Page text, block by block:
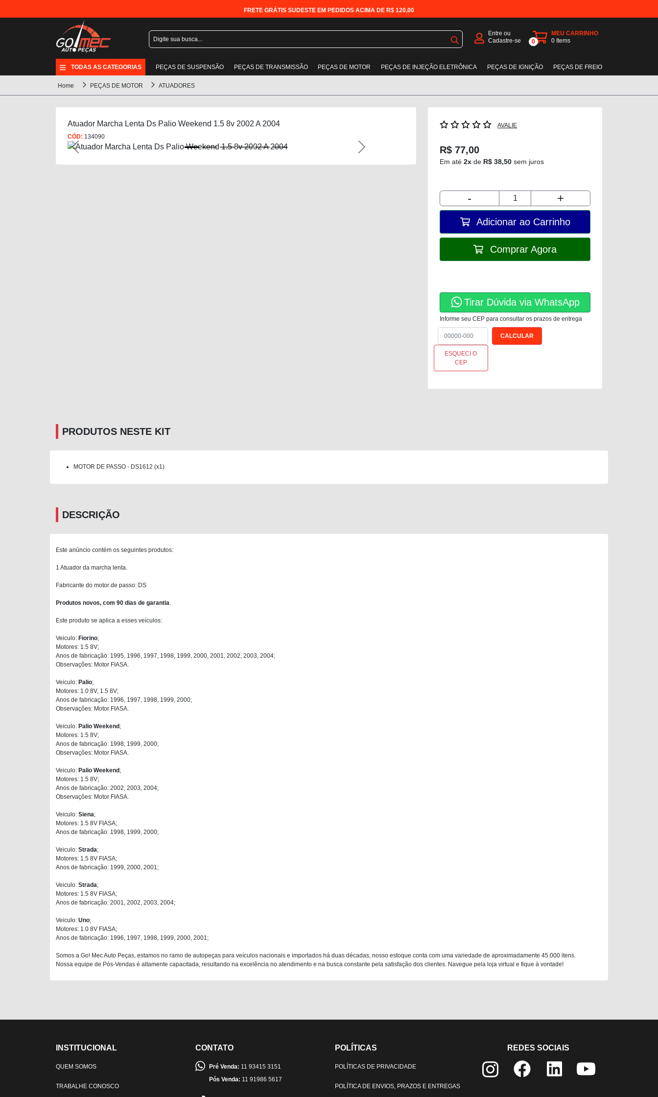
FRETE GRÁTIS SUDESTE EM PEDIDOS ACIMA DE R$ 120,00
Entre ou
Cadastre-se
0
MEU CARRINHO
0 Items
TODAS AS CATEGORIAS PEÇAS DE SUSPENSÃO PEÇAS DE TRANSMISSÃO PEÇAS DE MOTOR PEÇAS DE INJEÇÃO ELETRÔNICA PEÇAS DE IGNIÇÃO PEÇAS DE FREIO
Home PEÇAS DE MOTOR ATUADORES
Atuador Marcha Lenta Ds Palio Weekend 1.5 8v 2002 A 2004
CÓD: 134090
Previous Next
AVALIE
R$ 77,00
Em até 2x de R$ 38,50 sem juros
- +
Adicionar ao Carrinho
Comprar Agora
Tirar Dúvida via WhatsApp
Informe seu CEP para consultar os prazos de entrega
ESQUECI O
CEP
PRODUTOS NESTE KIT
MOTOR DE PASSO - DS1612 (x1)
DESCRIÇÃO
Este anúncio contém os seguintes produtos:
1 Atuador da marcha lenta.
Fabricante do motor de passo: DS
Produtos novos, com 90 dias de garantia
Este produto se aplica a esses veículos:
Veiculo: Fiorino;
Motores: 1.5 8V;
Anos de fabricação: 1995, 1996, 1997, 1998, 1999, 2000, 2001, 2002, 2003, 2004;
Observações: Motor FIASA.
Veiculo: Palio;
Motores: 1.0 8V, 1.5 8V;
Anos de fabricação: 1996, 1997, 1998, 1999, 2000;
Observações: Motor FIASA.
Veiculo: Palio Weekend;
Motores: 1.5 8V;
Anos de fabricação: 1998, 1999, 2000;
Observações: Motor FIASA.
Veiculo: Palio Weekend;
Motores: 1.5 8V;
Anos de fabricação: 2002, 2003, 2004;
Observações: Motor FIASA.
Veiculo: Siena;
Motores: 1.5 8V FIASA;
Anos de fabricação: 1998, 1999, 2000;
Veiculo: Strada;
Motores: 1.5 8V FIASA;
Anos de fabricação: 1999, 2000, 2001;
Veiculo: Strada;
Motores: 1.5 8V FIASA;
Anos de fabricação: 2001, 2002, 2003, 2004;
Veiculo: Uno;
Motores: 1.0 8V FIASA;
Anos de fabricação: 1996, 1997, 1998, 1999, 2000, 2001;
Somos a Go! Mec Auto Peças, estamos no ramo de autopeças para veículos nacionais e importados há duas décadas, nosso estoque conta com uma variedade de aproximadamente 45.000 itens.
Nossa equipe de Pós-Vendas é altamente capacitada, resultando na excelência no atendimento e na busca constante pela satisfação dos clientes. Navegue pela loja virtual e fique à vontade!
INSTITUCIONAL
QUEM SOMOS
TRABALHE CONOSCO
CONTATO
Pré Venda: 11 93415 3151
Pós Venda: 11 91986 5617
POLÍTICAS
POLÍTICAS DE PRIVACIDADE
POLÍTICA DE ENVIOS, PRAZOS E ENTREGAS
REDES SOCIAIS